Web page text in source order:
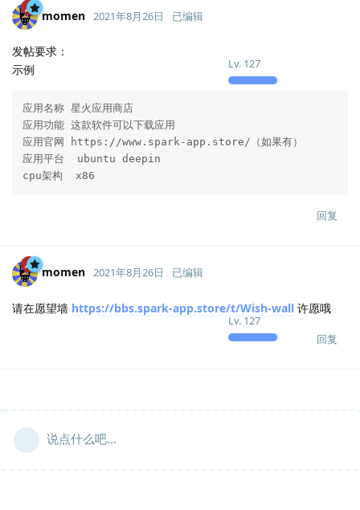
momen
Lv. 127
2021年8月26日 已编辑
发帖要求：
示例
应用名称 星火应用商店
应用功能 这款软件可以下载应用
应用官网 https://www.spark-app.store/（如果有）
应用平台  ubuntu deepin
cpu架构  x86
回复
momen
Lv.127
2021年8月26日 已编辑
请在愿望墙 https://bbs.spark-app.store/t/Wish-wall 许愿哦
回复
说点什么吧...